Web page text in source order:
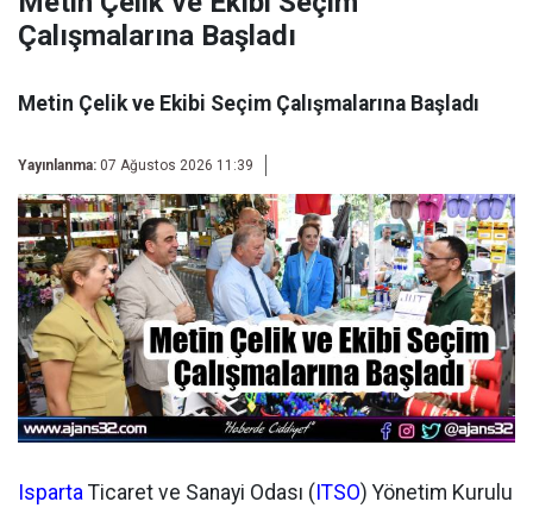
Çalışmalarına Başladı
Metin Çelik ve Ekibi Seçim Çalışmalarına Başladı
Yayınlanma: 07 Ağustos 2026 11:39
Isparta Ticaret ve Sanayi Odası ( ITSO) Yönetim Kurulu